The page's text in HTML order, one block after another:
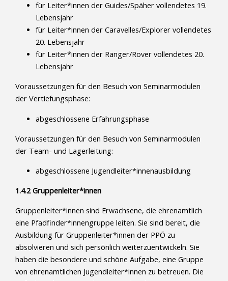
für Leiter*innen der Guides/Späher vollendetes 19.
Lebensjahr
für Leiter*innen der Caravelles/Explorer vollendetes
20. Lebensjahr
für Leiter*innen der Ranger/Rover vollendetes 20.
Lebensjahr
Voraussetzungen für den Besuch von Seminarmodulen
der Vertiefungsphase:
abgeschlossene Erfahrungsphase
Voraussetzungen für den Besuch von Seminarmodulen
der Team- und Lagerleitung:
abgeschlossene Jugendleiter*innenausbildung
1.4.2 Gruppenleiter*innen
Gruppenleiter*innen sind Erwachsene, die ehrenamtlich
eine Pfadfinder*innengruppe leiten. Sie sind bereit, die
Ausbildung für Gruppenleiter*innen der PPÖ zu
absolvieren und sich persönlich weiterzuentwickeln. Sie
haben die besondere und schöne Aufgabe, eine Gruppe
von ehrenamtlichen Jugendleiter*innen zu betreuen. Die